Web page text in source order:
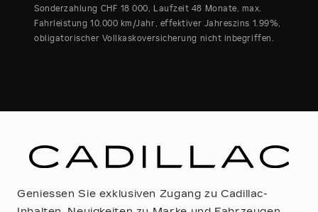
Sonderzahlung CHF 18 000, Laufzeit 48 Monate, max.
Fahrleistung 10.000 km/Jahr, effektiver Jahreszins 1.99%,
obligatorischer Vollkaskoversicherung nicht inbegriffen.